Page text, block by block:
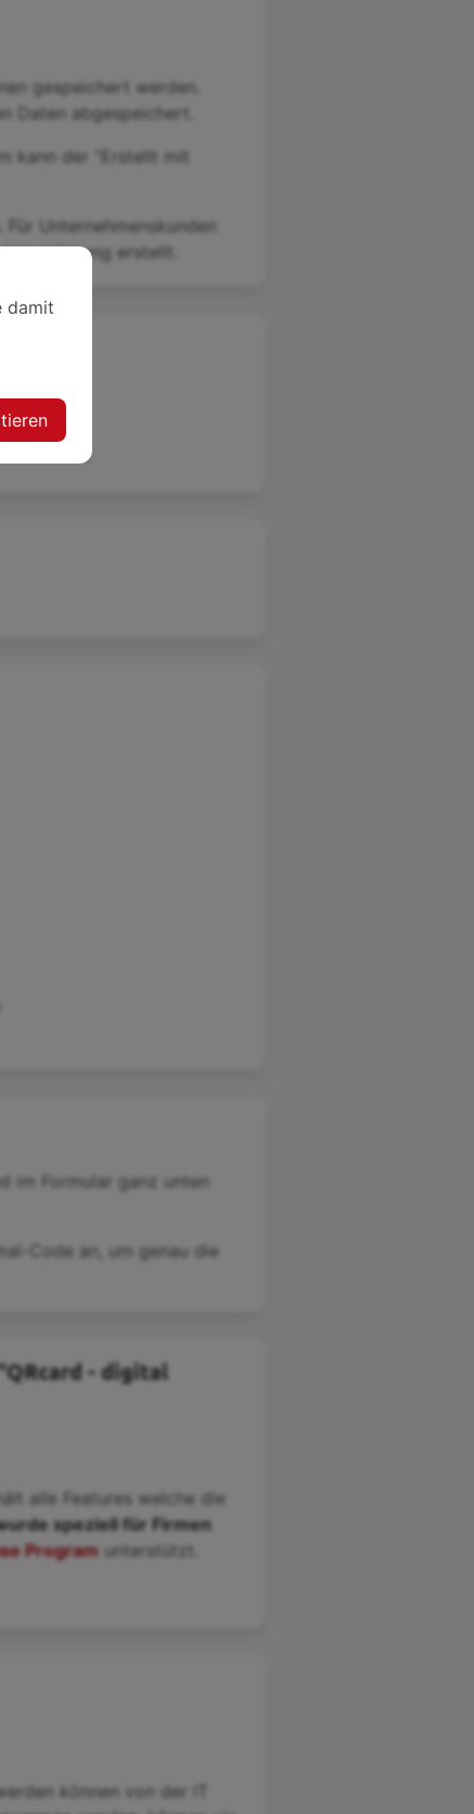
damit
gespeichert werden.
Daten abgespeichert.
kann der “Erstellt mit
Unternehmenskunden
erstellt.
im Formular ganz unten
Code an, um genau die
- digital
alle Features welche die
speziell für Firmen
Program unterstützt.
können von der IT